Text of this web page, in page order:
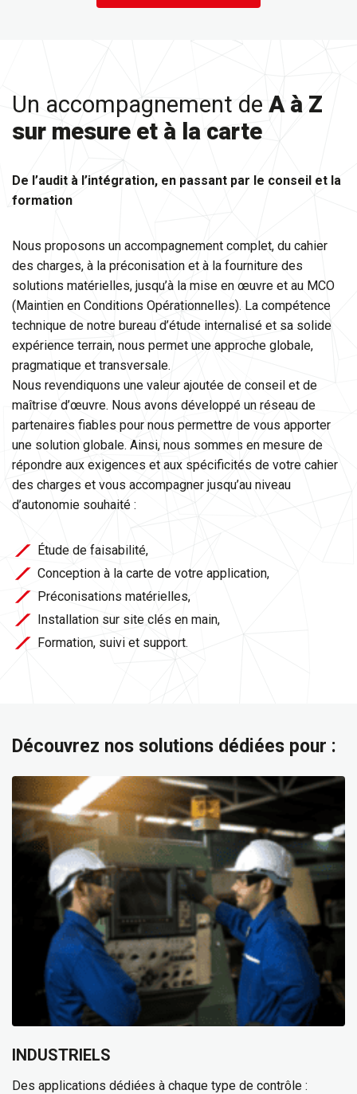
Un accompagnement de A à Z
sur mesure et à la carte
De l’audit à l’intégration, en passant par le conseil et la
formation
Nous proposons un accompagnement complet, du cahier
des charges, à la préconisation et à la fourniture des
solutions matérielles, jusqu’à la mise en œuvre et au MCO
(Maintien en Conditions Opérationnelles). La compétence
technique de notre bureau d’étude internalisé et sa solide
expérience terrain, nous permet une approche globale,
pragmatique et transversale.
Nous revendiquons une valeur ajoutée de conseil et de
maîtrise d’œuvre. Nous avons développé un réseau de
partenaires fiables pour nous permettre de vous apporter
une solution globale. Ainsi, nous sommes en mesure de
répondre aux exigences et aux spécificités de votre cahier
des charges et vous accompagner jusqu’au niveau
d’autonomie souhaité :
Étude de faisabilité,
Conception à la carte de votre application,
Préconisations matérielles,
Installation sur site clés en main,
Formation, suivi et support.
Découvrez nos solutions dédiées pour :
INDUSTRIELS
Des applications dédiées à chaque type de contrôle :